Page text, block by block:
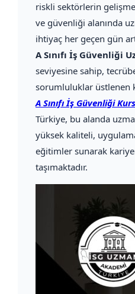
riskli sektörlerin
ve güvenliği alanında
ihtiyaç her geçen gün
A Sınıfı İş Güvenliği
seviyesine sahip,
sorumluluklar üstlenen
A Sınıfı İş Güvenliği
Türkiye, bu alanda
yüksek kaliteli,
eğitimler sunarak
taşımaktadır.